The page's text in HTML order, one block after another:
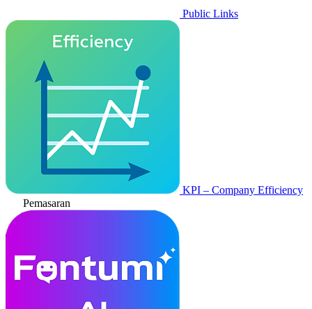
Public Links
KPI – Company Efficiency
Pemasaran